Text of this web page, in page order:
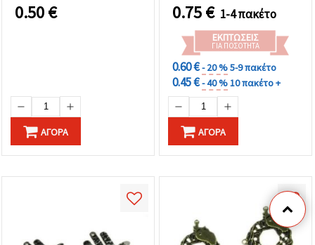
0.50€
ΑΓΟΡΆ
0.75€ 1-4 πακέτο
ΕΚΠΤΏΣΕΙΣ
ΓΙΑ ΠΟΣΌΤΗΤΑ
0.60 €- 20 %5-9 πακέτο
0.45 €- 40 %10 πακέτο +
ΑΓΟΡΆ